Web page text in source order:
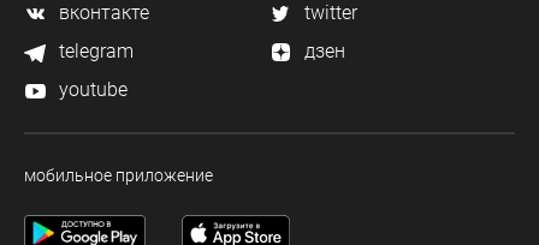
вконтакте
twitter
telegram
дзен
youtube
мобильное приложение